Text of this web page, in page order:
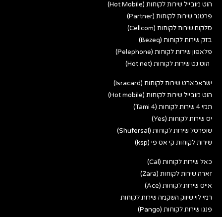
הוט מובייל שירות לקוחות (Hot Mobile)
פרטנר שירות לקוחות (Partner)
סלקום שירות לקוחות (Cellcom)
בזק שירות לקוחות (Bezeq)
פלאפון שירות לקוחות (Pelephone)
הוט נט שירות לקוחות (Hot net)
ישראכארט שירות לקוחות (Isracard)
הוט מובייל שירות לקוחות (Hot mobile)
תמי 4 שירות לקוחות (Tami 4)
יס שירות לקוחות (Yes)
שופרסל שירות לקוחות (Shufersal)
שירות לקוחות קי אס פי (ksp)
כאל שירות לקוחות (Cal)
זארה שירות לקוחות (Zara)
אייס שירות לקוחות (Ace)
רמי לוי שיווק השקמה שירות לקוחות
פנגו שירות לקוחות (Pango)